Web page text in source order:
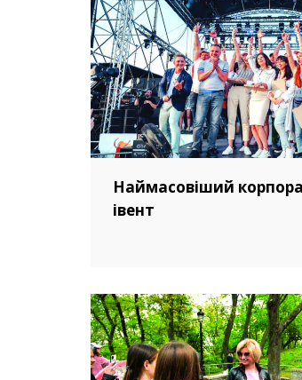
Наймасовіший
івент